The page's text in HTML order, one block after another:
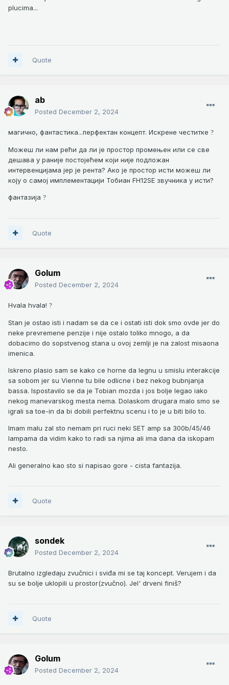
plucima...
Quote
ab
Posted December 2, 2024
магично, фантастика...перфектан концепт. Искрене честитке ?
Можеш ли нам рећи да ли је простор промењен или се све
дешава у раније постојећем који није подложан
интервенцијама јер је рента? Ако је простор исти можеш ли
коју о самој имплементацији Тобиан FH12SE звучника у исти?
фантазија ?
Quote
Golum
Posted December 2, 2024
Hvala hvala! ?
Stan je ostao isti i nadam se da ce i ostati isti dok smo ovde jer do
neke prevremene penzije i nije ostalo toliko mnogo, a da
dobacimo do sopstvenog stana u ovoj zemlji je na zalost misaona
imenica.
Iskreno plasio sam se kako ce horne da legnu u smislu interakcije
sa sobom jer su Vienne tu bile odlicne i bez nekog bubnjanja
bassa. Ispostavilo se da je Tobian mozda i jos bolje legao iako
nekog manevarskog mesta nema. Dolaskom drugara malo smo se
igrali sa toe-in da bi dobili perfektnu scenu i to je u biti bilo to.
Imam malu zal sto nemam pri ruci neki SET amp sa 300b/45/46
lampama da vidim kako to radi sa njima ali ima dana da iskopam
nesto.
Ali generalno kao sto si napisao gore - cista fantazija.
Quote
sondek
Posted December 2, 2024
Brutalno izgledaju zvučnici i sviđa mi se taj koncept. Verujem i da
su se bolje uklopili u prostor(zvučno). Jel' drveni finiš?
Quote
Golum
Posted December 2, 2024